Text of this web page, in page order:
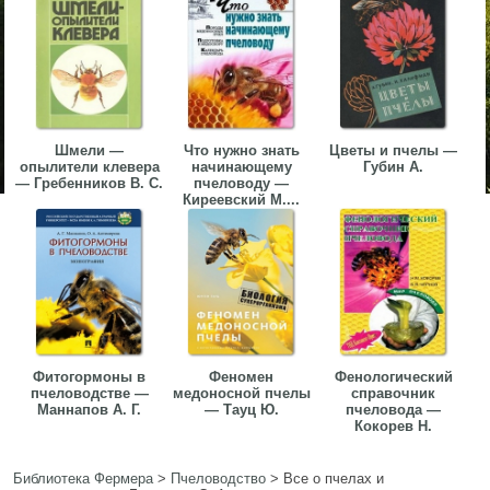
Шмели —
опылители клевера
— Гребенников В. С.
Что нужно знать
начинающему
пчеловоду —
Киреевский М....
Цветы и пчелы —
Губин А.
Фитогормоны в
пчеловодстве —
Маннапов А. Г.
Феномен
медоносной пчелы
— Тауц Ю.
Фенологический
справочник
пчеловода —
Кокорев Н.
Библиотека Фермера> Пчеловодство > Все о пчелах и